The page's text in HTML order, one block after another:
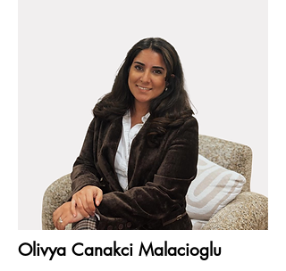
Olivya Canakci Malacioglu